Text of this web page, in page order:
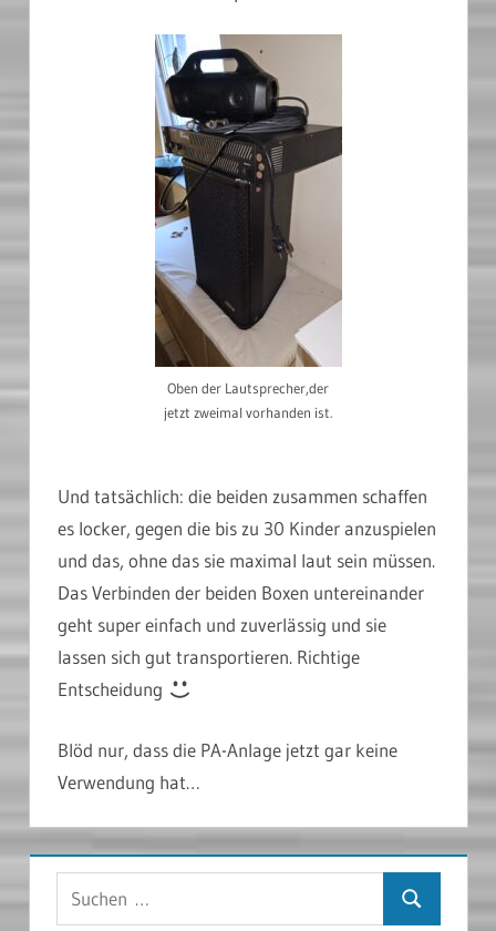
Oben der Lautsprecher,der
jetzt zweimal vorhanden ist.
Und tatsächlich: die beiden zusammen schaffen
es locker, gegen die bis zu 30 Kinder anzuspielen
und das, ohne das sie maximal laut sein müssen.
Das Verbinden der beiden Boxen untereinander
geht super einfach und zuverlässig und sie
lassen sich gut transportieren. Richtige
Entscheidung
Blöd nur, dass die PA-Anlage jetzt gar keine
Verwendung hat…
Suchen